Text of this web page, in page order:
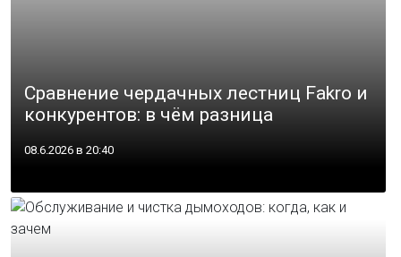
Сравнение чердачных лестниц Fakro и
конкурентов: в чём разница
08.6.2026 в 20:40